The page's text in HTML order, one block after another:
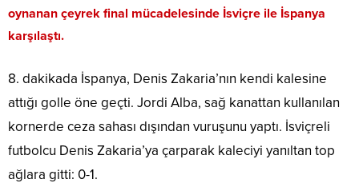
oynanan çeyrek final mücadelesinde İsviçre ile İspanya
karşılaştı.
8. dakikada İspanya, Denis Zakaria’nın kendi kalesine
attığı golle öne geçti. Jordi Alba, sağ kanattan kullanılan
kornerde ceza sahası dışından vuruşunu yaptı. İsviçreli
futbolcu Denis Zakaria’ya çarparak kaleciyi yanıltan top
ağlara gitti: 0-1.